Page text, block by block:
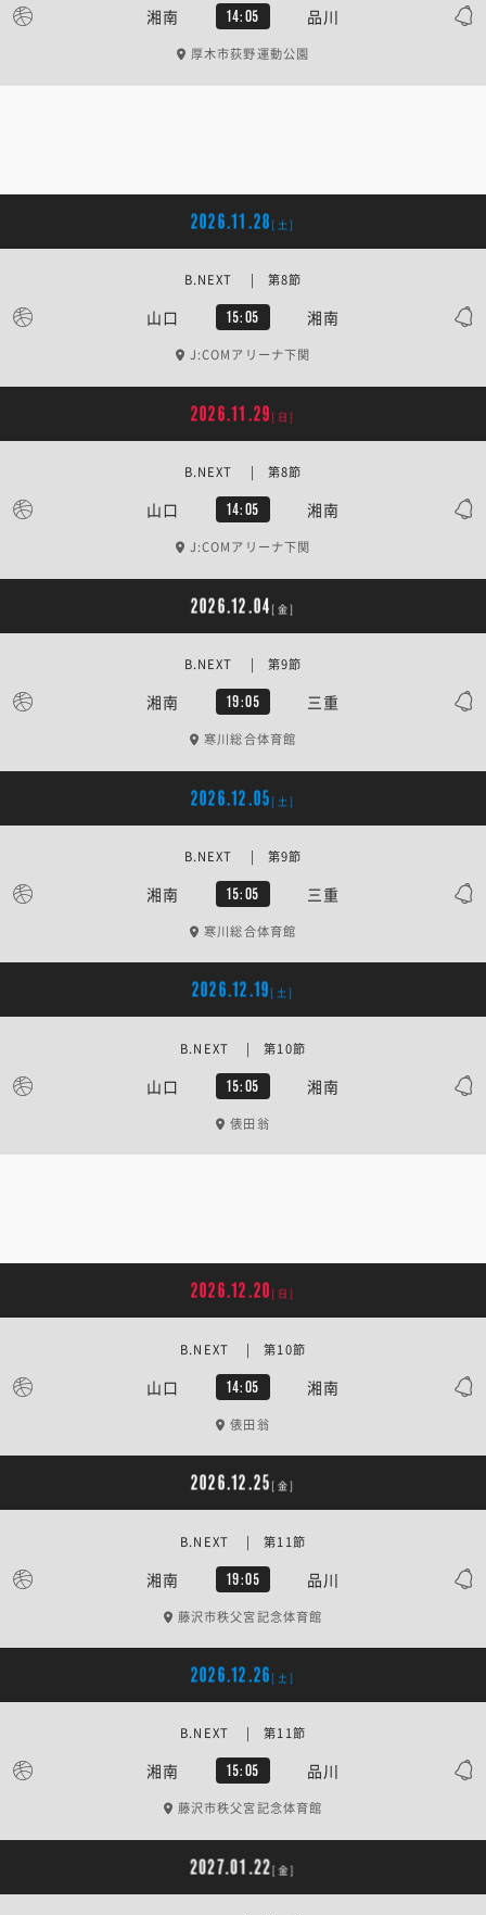
湘南 14:05 品川
厚木市荻野運動公園
2026.11.28 [土]
山口 15:05 湘南
B.NEXT | 第8節
J:COMアリーナ下関
2026.11.29 [日]
山口 14:05 湘南
B.NEXT | 第8節
J:COMアリーナ下関
2026.12.04 [金]
湘南 19:05 三重
B.NEXT | 第9節
寒川総合体育館
2026.12.05 [土]
湘南 15:05 三重
B.NEXT | 第9節
寒川総合体育館
2026.12.19 [土]
山口 15:05 湘南
B.NEXT | 第10節
俵田翁
2026.12.20 [日]
山口 14:05 湘南
B.NEXT | 第10節
俵田翁
2026.12.25 [金]
湘南 19:05 品川
B.NEXT | 第11節
藤沢市秩父宮記念体育館
2026.12.26 [土]
湘南 15:05 品川
B.NEXT | 第11節
藤沢市秩父宮記念体育館
2027.01.22[金]